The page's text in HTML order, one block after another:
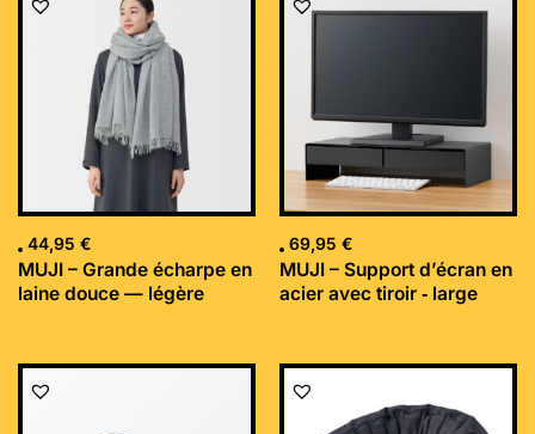
44,95 €
MUJI – Grande écharpe en
laine douce — légère
69,95 €
MUJI – Support d’écran en
acier avec tiroir ‐ large